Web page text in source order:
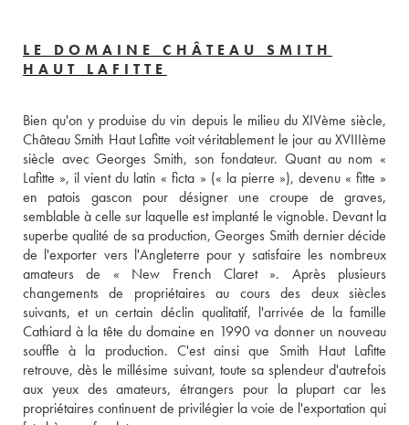
LE DOMAINE CHÂTEAU SMITH
HAUT LAFITTE
Bien qu'on y produise du vin depuis le milieu du XIVème siècle,
Château Smith Haut Lafitte voit véritablement le jour au XVIIIème
siècle avec Georges Smith, son fondateur. Quant au nom «
Lafitte », il vient du latin « ficta » (« la pierre »), devenu « fitte »
en patois gascon pour désigner une croupe de graves,
semblable à celle sur laquelle est implanté le vignoble. Devant la
superbe qualité de sa production, Georges Smith dernier décide
de l'exporter vers l'Angleterre pour y satisfaire les nombreux
amateurs de « New French Claret ». Après plusieurs
changements de propriétaires au cours des deux siècles
suivants, et un certain déclin qualitatif, l'arrivée de la famille
Cathiard à la tête du domaine en 1990 va donner un nouveau
souffle à la production. C'est ainsi que Smith Haut Lafitte
retrouve, dès le millésime suivant, toute sa splendeur d'autrefois
aux yeux des amateurs, étrangers pour la plupart car les
propriétaires continuent de privilégier la voie de l'exportation qui